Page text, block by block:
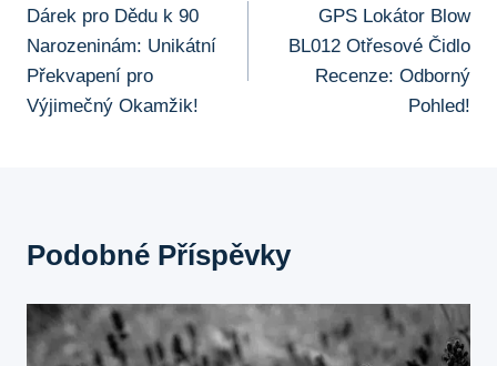
Pro
Příspěvek
Dárek pro Dědu k 90
Narozeninám: Unikátní
Překvapení pro
Výjimečný Okamžik!
GPS Lokátor Blow
BL012 Otřesové Čidlo
Recenze: Odborný
Pohled!
Podobné Příspěvky